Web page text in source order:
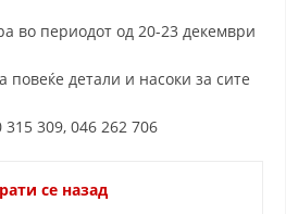
ДЕЈСТВО ПРИ КАТАСТРОФИ
НА ООЦК ОХРИД
во периодот од 20-23 декември
повеќе детали и насоки за сите
309, 046 262 706
се назад